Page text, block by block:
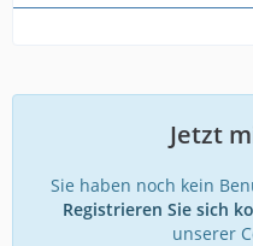
Jetzt
Sie haben noch kein
Registrieren Sie sich
unserer